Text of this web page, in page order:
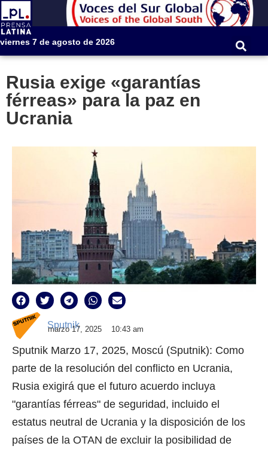
viernes 7 de agosto de 2026
Rusia exige «garantías
férreas» para la paz en
Ucrania
Sputnik
marzo 17, 2025 10:43 am
Sputnik Marzo 17, 2025, Moscú (Sputnik): Como
parte de la resolución del conflicto en Ucrania,
Rusia exigirá que el futuro acuerdo incluya
"garantías férreas" de seguridad, incluido el
estatus neutral de Ucrania y la disposición de los
países de la OTAN de excluir la posibilidad de